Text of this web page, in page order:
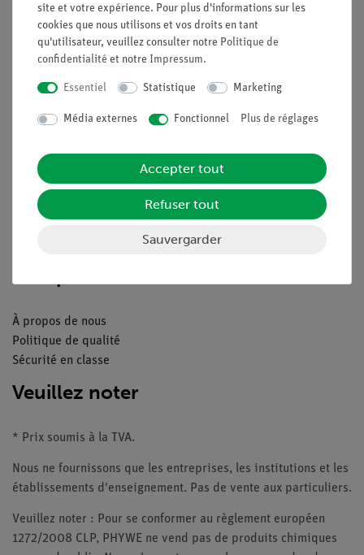
Contact
Conditions générales de vente
Mentions légales
Service
Aperçu du service
Téléchargements
Catalogue
À propos de nous
Politique de qualité
Sécurité en classe
Veuillez noter
* Prix soumis à la TVA.
Nous ne fournissons que les entreprises, les institutions et les
établissements d'enseignement. Pas de vente aux particuliers.
Veuillez noter : Pour se conformer au règlement européen
1272/2008 CLP, PHYWE ne vend pas de produits chimiques
site et votre expérience. Pour plus d'informations sur les
cookies que nous utilisons et vos droits en tant
qu'utilisateur, veuillez consulter notre Politique de
confidentialité et notre Impressum.
Essentiel Statistique Marketing
Média externes Fonctionnel Plus de réglages
Accepter tout
Refuser tout
Sauvergarder